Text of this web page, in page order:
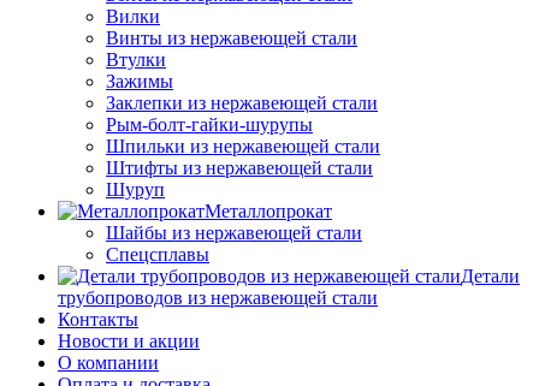
Вилки
Винты из нержавеющей стали
Втулки
Зажимы
Заклепки из нержавеющей стали
Рым-болт-гайки-шурупы
Шпильки из нержавеющей стали
Штифты из нержавеющей стали
Шуруп
Металлопрокат
Шайбы из нержавеющей стали
Спецсплавы
Детали
трубопроводов из нержавеющей стали
Контакты
Новости и акции
О компании